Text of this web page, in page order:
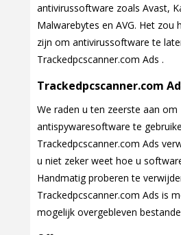
antivirussoftware zoals Avast,
Malwarebytes en AVG. Het zou
zijn om antivirussoftware te
Trackedpcscanner.com Ads .
Trackedpcscanner.com
We raden u ten zeerste aan om
antispywaresoftware te
Trackedpcscanner.com Ads
u niet zeker weet hoe u
Handmatig proberen te
Trackedpcscanner.com Ads is
mogelijk overgebleven